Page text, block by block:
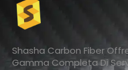
Shasha Carbon Fiber
Gamma Completa Di